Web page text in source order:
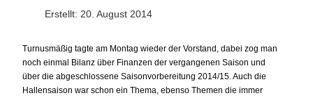
Erstellt: 20. August 2014
Turnusmäßig tagte am Montag wieder der Vorstand, dabei zog man
noch einmal Bilanz über Finanzen der vergangenen Saison und
über die abgeschlossene Saisonvorbereitung 2014/15. Auch die
Hallensaison war schon ein Thema, ebenso Themen die immer